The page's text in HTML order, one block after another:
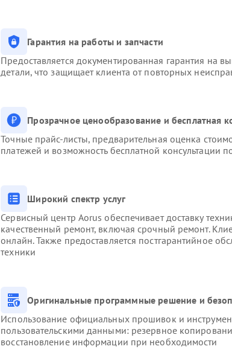
Гарантия на работы и запчасти
Предоставляется документированная гарантия на
детали, что защищает клиента от повторных
Прозрачное ценообразование и бесплатная
Точные прайс-листы, предварительная оценка
платежей и возможность бесплатной консультации
Широкий спектр услуг
Сервисный центр Aorus обеспечивает доставку
качественный ремонт, включая срочный ремонт.
онлайн. Также предоставляется постгарантийное
техники
Оригинальные программные решение и
Использование официальных прошивок и
пользовательскими данными: резервное
восстановление информации при необходимости